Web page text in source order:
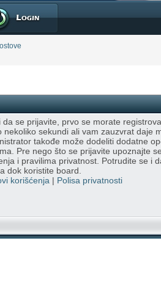
se
da se prijavite, prvo se morate
nekoliko sekundi ali vam zauzvrat daje
takođe može dodeliti dodatne
Pre nego što se prijavite upoznajte
i pravilima privatnost. Potrudite se i
dok koristite board.
korišćenja | Polisa privatnosti